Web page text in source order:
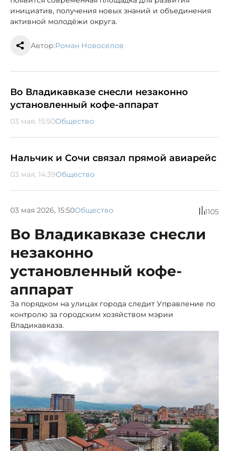
инициатив, получения новых знаний и объединения
активной молодёжи округа.
Автор:Роман Новоселов
Во Владикавказе снесли незаконно
установленный кофе-аппарат
03 мая, 15:50Общество
Нальчик и Сочи связал прямой авиарейс
03 мая, 14:39Общество
03 мая 2026, 15:50Общество 1105
Во Владикавказе снесли
незаконно
установленный кофе-
аппарат
За порядком на улицах города следит Управление по
контролю за городским хозяйством мэрии
Владикавказа.